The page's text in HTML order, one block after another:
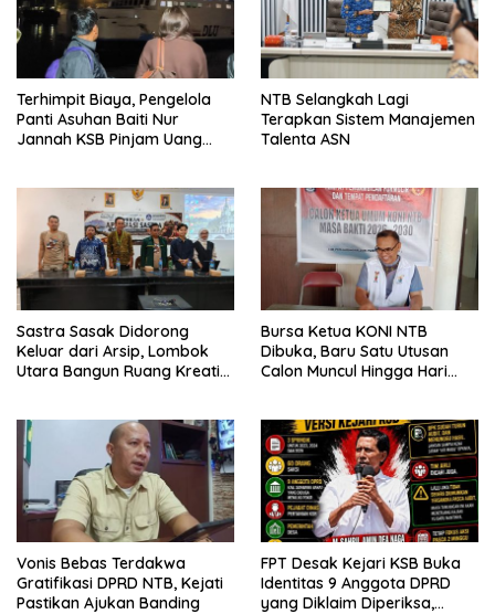
Terhimpit Biaya, Pengelola
Panti Asuhan Baiti Nur
Jannah KSB Pinjam Uang
Kunjung Tuntas
NTB Selangkah Lagi
Terapkan Sistem Manajemen
Talenta ASN
Sastra Sasak Didorong
Keluar dari Arsip, Lombok
Utara Bangun Ruang Kreatif
Bursa Ketua KONI NTB
Dibuka, Baru Satu Utusan
Calon Muncul Hingga Hari
Vonis Bebas Terdakwa
Gratifikasi DPRD NTB, Kejati
Pastikan Ajukan Banding
FPT Desak Kejari KSB Buka
Identitas 9 Anggota DPRD
yang Diklaim Diperiksa,